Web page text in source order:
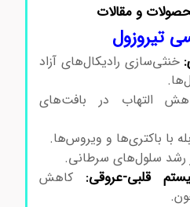
و مقالات
رادیکال‌های آزاد
در بافت‌های
باکتری‌ها و ویروس‌ها.
سلول‌های سرطانی.
قلبی-عروقی:کاهش